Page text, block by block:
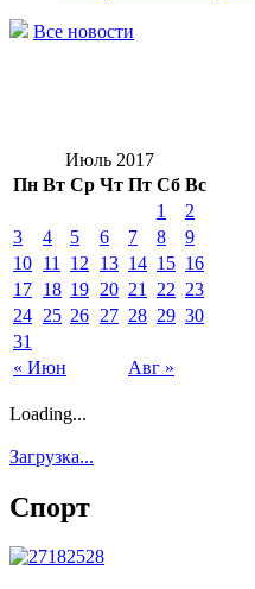
Все новости
Июль 2017
Пн Вт Ср Чт Пт Сб Вс
« Июн Авг »
1
2
3
4 5 6 7 8
9
10 11 12 13 14 15 16
17 18 19 20 21 22 23
24 25 26 27 28 29 30
31
Loading...
Загрузка...
Спорт